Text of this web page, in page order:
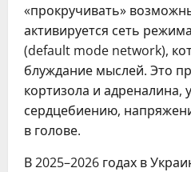
«прокручивать»
активируется сеть
(default mode network),
блуждание мыслей. Это
кортизола и
сердцебиению,
в голове.
В 2025–2026 годах в